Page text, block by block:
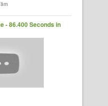
- 86.400 Seconds in